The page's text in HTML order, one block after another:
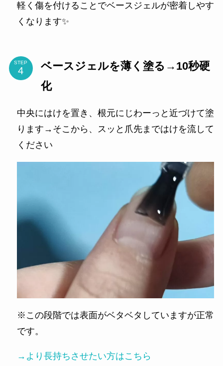
軽く傷を付けることでベースジェルが密着しやす
くなります✨
STEP
ベースジェルを薄く塗る→10秒硬
化
中央にはけを置き、根元にじわーっと近づけて塗
ります→そこから、スッと爪先まではけを流して
ください
※この段階では表面がベタベタしていますが正常
です。
→より長持ちさせたい方はこちら